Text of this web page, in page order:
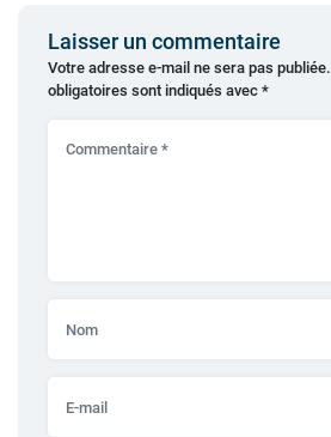
Laisser un commentaire
Votre adresse e-mail ne sera pas publiée.
obligatoires sont indiqués avec *